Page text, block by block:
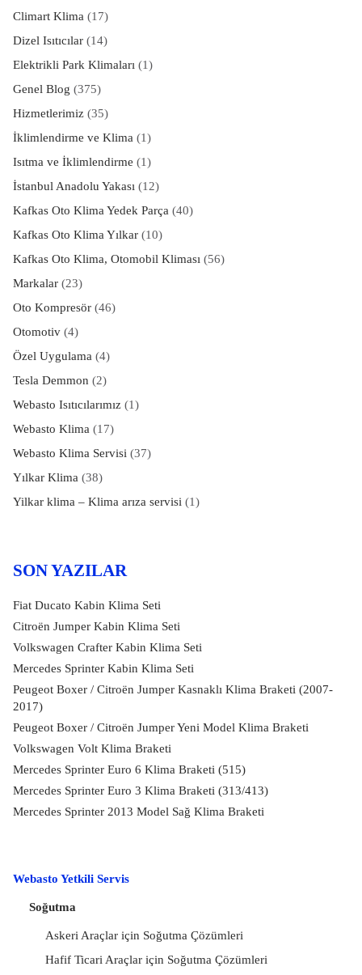
Climart Klima (17)
Dizel Isıtıcılar(14)
Elektrikli Park Klimaları (1)
Genel Blog (375)
Hizmetlerimiz(35)
İklimlendirme ve Klima (1)
Isıtma ve İklimlendirme (1)
İstanbul Anadolu Yakası (12)
Kafkas Oto Klima Yedek Parça (40)
Kafkas Oto Klima Yılkar(10)
Kafkas Oto Klima, Otomobil Kliması (56)
Markalar(23)
Oto Kompresör(46)
Otomotiv(4)
Özel Uygulama (4)
Tesla Demmon (2)
Webasto Isıtıcılarımız(1)
Webasto Klima (17)
Webasto Klima Servisi (37)
Yılkar Klima (38)
Yilkar klima – Klima arıza servisi (1)
SON YAZILAR
Fiat Ducato Kabin Klima Seti
Citroën Jumper Kabin Klima Seti
Volkswagen Crafter Kabin Klima Seti
Mercedes Sprinter Kabin Klima Seti
Peugeot Boxer / Citroën Jumper Kasnaklı Klima Braketi (2007-
2017)
Peugeot Boxer / Citroën Jumper Yeni Model Klima Braketi
Volkswagen Volt Klima Braketi
Mercedes Sprinter Euro 6 Klima Braketi (515)
Mercedes Sprinter Euro 3 Klima Braketi (313/413)
Mercedes Sprinter 2013 Model Sağ Klima Braketi
Webasto Yetkili Servis
Soğutma
Askeri Araçlar için Soğutma Çözümleri
Hafif Ticari Araçlar için Soğutma Çözümleri